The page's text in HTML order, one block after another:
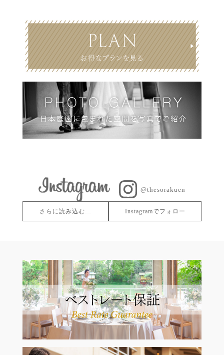
@thesorakuen
さらに読み込む… Instagramでフォロー